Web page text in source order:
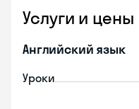
Услуги и цены
Английский язык
Уроки